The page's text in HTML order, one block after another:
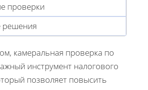
проверки
решения
камеральная проверка по
инструмент налогового
позволяет повысить